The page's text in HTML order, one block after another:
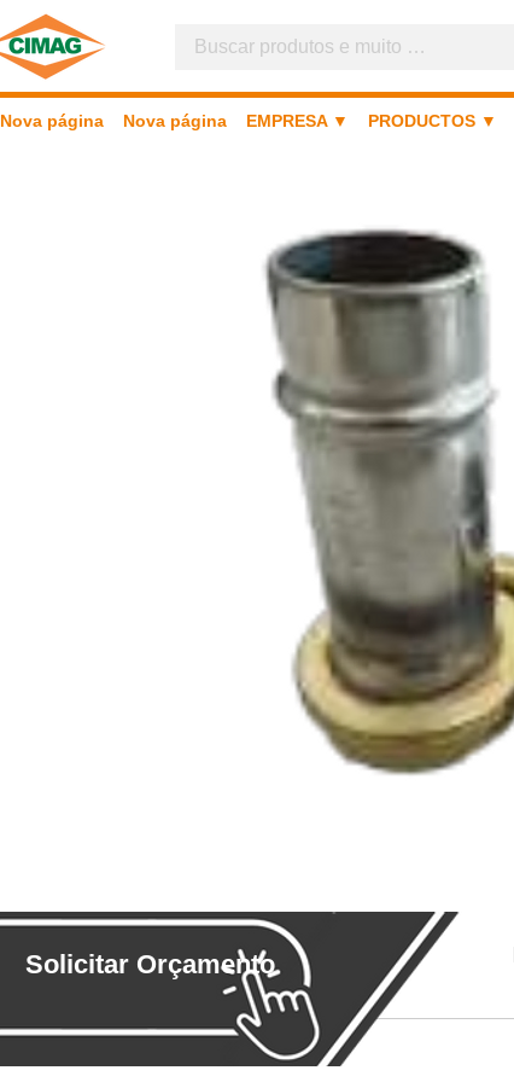
Nova página Nova página EMPRESA ▼ PRODUCTOS ▼
Solicitar Orçamento